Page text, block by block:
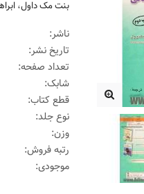
بنت مک داول،
ناشر:
تاریخ نشر:
تعداد صفحه:
شابک:
قطع کتاب:
نوع جلد:
وزن:
رتبه فروش:
موجودی: